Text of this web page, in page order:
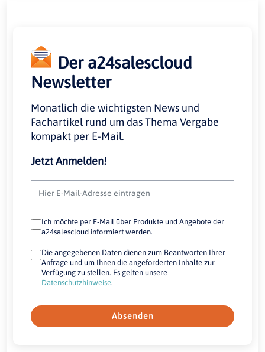
Der a24salescloud
Newsletter
Monatlich die wichtigsten News und
Fachartikel rund um das Thema Vergabe
kompakt per E-Mail.
Jetzt Anmelden!
Ich möchte per E-Mail über Produkte und Angebote der
a24salescloud informiert werden.
Die angegebenen Daten dienen zum Beantworten Ihrer
Anfrage und um Ihnen die angeforderten Inhalte zur
Verfügung zu stellen. Es gelten unsere
Datenschutzhinweise.
Absenden